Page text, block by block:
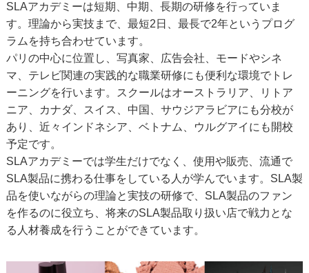
SLAアカデミーは短期、中期、長期の研修を行っていま
す。理論から実技まで、最短2日、最長で2年というプログ
ラムを持ち合わせています。
パリの中心に位置し、写真家、広告会社、モードやシネ
マ、テレビ関連の実践的な職業研修にも便利な環境でトレ
ーニングを行います。スクールはオーストラリア、リトア
ニア、カナダ、スイス、中国、サウジアラビアにも分校が
あり、近々インドネシア、ベトナム、ウルグアイにも開校
予定です。
SLAアカデミーでは学生だけでなく、使用や販売、流通で
SLA製品に携わる仕事をしている人が学んでいます。SLA製
品を使いながらの理論と実技の研修で、SLA製品のファン
を作るのに役立ち、将来のSLA製品取り扱い店で戦力とな
る人材養成を行うことができています。